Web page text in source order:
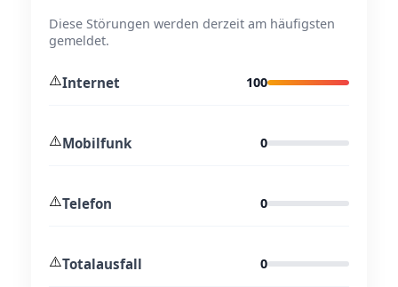
Diese Störungen werden derzeit am häufigsten
gemeldet.
⚠️Internet 100
⚠️Mobilfunk 0
⚠️Telefon 0
⚠️Totalausfall 0